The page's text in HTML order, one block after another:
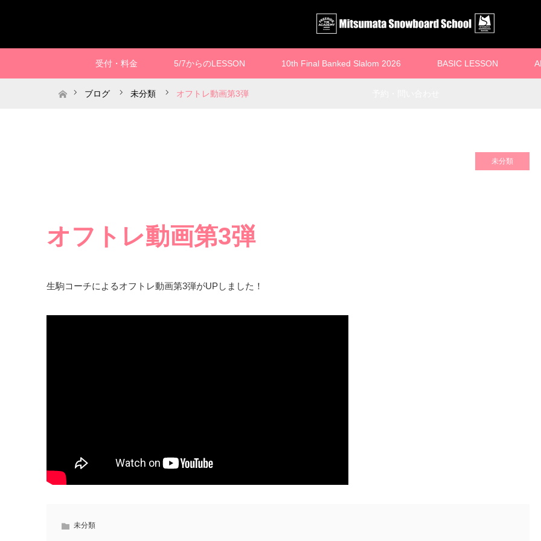
受付・料金 5/7からのLESSON 10th Final Banked Slalom 2026 BASIC LESSON
ホームブログ 未分類 オフトレ動画第3弾
未分類
オフトレ動画第3弾
生駒コーチによるオフトレ動画第3弾がUPしました！
未分類